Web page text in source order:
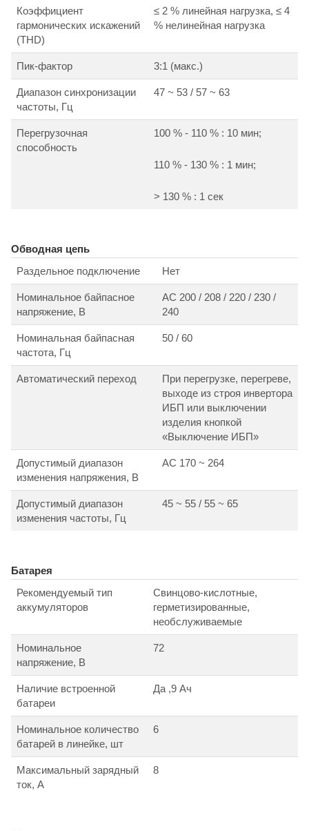
Коэффициент
гармонических искажений
(THD)
≤ 2 % линейная нагрузка, ≤ 4
% нелинейная нагрузка
Пик-фактор 3:1 (макс.)
Диапазон синхронизации
частоты, Гц
47 ~ 53 / 57 ~ 63
Перегрузочная
способность
100 % - 110 % : 10 мин;
110 % - 130 % : 1 мин;
> 130 % : 1 сек
Обводная цепь
Раздельное подключение
Нет
Номинальное байпасное
напряжение, В
АС 200 / 208 / 220 / 230 /
240
Номинальная байпасная
частота, Гц
50 / 60
Автоматический переход
При перегрузке, перегреве,
выходе из строя инвертора
ИБП или выключении
изделия кнопкой
«Выключение ИБП»
Допустимый диапазон
изменения напряжения, В
АС 170 ~ 264
Допустимый диапазон
изменения частоты, Гц
45 ~ 55 / 55 ~ 65
Батарея
Рекомендуемый тип
аккумуляторов
Свинцово-кислотные,
герметизированные,
необслуживаемые
Номинальное
напряжение, В
72
Наличие встроенной
батареи
Да ,9 Ач
Номинальное количество
батарей в линейке, шт
6
Максимальный зарядный
ток, А
8